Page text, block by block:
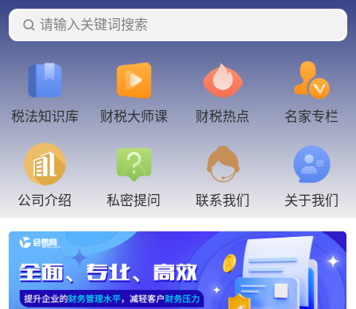
请输入关键词搜索
税法知识库 财税大师课 财税热点 名家专栏
公司介绍 私密提问 联系我们 关于我们